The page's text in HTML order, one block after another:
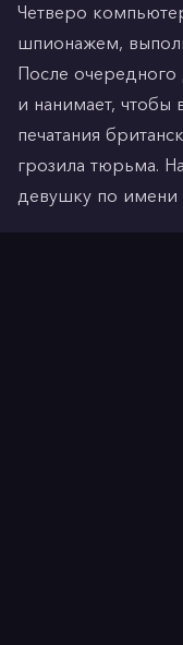
Четверо
шпионажем,
После очередного
и нанимает, чтобы
печатания
грозила тюрьма.
девушку по имени